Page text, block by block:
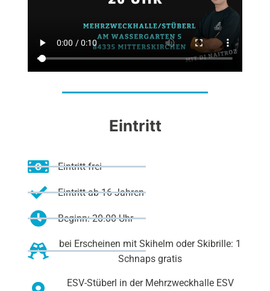
Eintritt
Eintritt frei
Eintritt ab 16 Jahren
Beginn: 20.00 Uhr
bei Erscheinen mit Skihelm oder Skibrille: 1
Schnaps gratis
ESV-Stüberl in der Mehrzweckhalle ESV